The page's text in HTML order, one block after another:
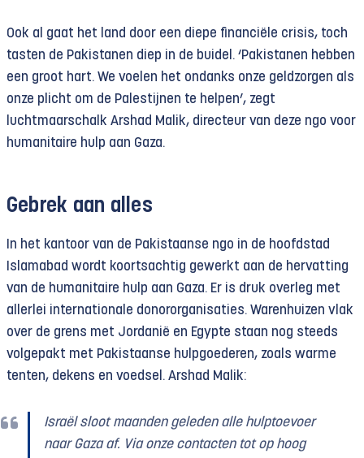
Ook al gaat het land door een diepe financiële crisis, toch
tasten de Pakistanen diep in de buidel. ‘Pakistanen hebben
een groot hart. We voelen het ondanks onze geldzorgen als
onze plicht om de Palestijnen te helpen’, zegt
luchtmaarschalk Arshad Malik, directeur van deze ngo voor
humanitaire hulp aan Gaza.
Gebrek aan alles
In het kantoor van de Pakistaanse ngo in de hoofdstad
Islamabad wordt koortsachtig gewerkt aan de hervatting
van de humanitaire hulp aan Gaza. Er is druk overleg met
allerlei internationale donororganisaties. Warenhuizen vlak
over de grens met Jordanië en Egypte staan nog steeds
volgepakt met Pakistaanse hulpgoederen, zoals warme
tenten, dekens en voedsel. Arshad Malik:
Israël sloot maanden geleden alle hulptoevoer
naar Gaza af. Via onze contacten tot op hoog